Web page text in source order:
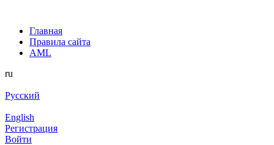
Главная
Правила сайта
AML
ru
Русский
English
Регистрация
Войти